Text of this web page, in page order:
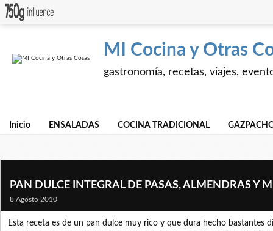
MI Cocina y Otras
gastronomía, recetas, viajes,
Inicio ENSALADAS COCINA TRADICIONAL
PAN DULCE INTEGRAL DE PASAS, ALMENDRAS Y
8 Agosto 2010
Esta receta es de un pan dulce muy rico y que dura hecho bastantes